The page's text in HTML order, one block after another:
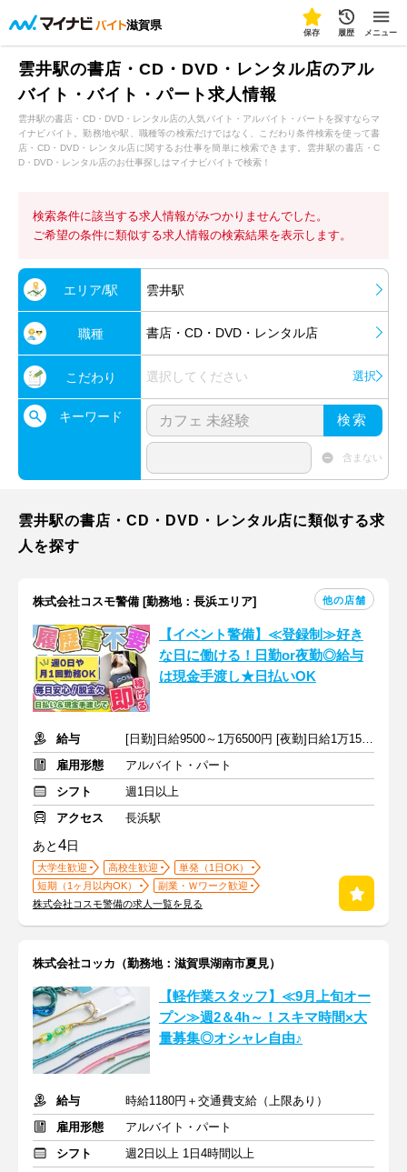
滋賀県
保存 履歴 メニュー
雲井駅の書店・CD・DVD・レンタル店のアル
バイト・バイト・パート求人情報
雲井駅の書店・CD・DVD・レンタル店の人気バイト・アルバイト・パートを探すならマ
イナビバイト。勤務地や駅、職種等の検索だけではなく、こだわり条件検索を使って書
店・CD・DVD・レンタル店に関するお仕事を簡単に検索できます。雲井駅の書店・C
D・DVD・レンタル店のお仕事探しはマイナビバイトで検索！
検索条件に該当する求人情報がみつかりませんでした。
ご希望の条件に類似する求人情報の検索結果を表示します。
エリア/駅 雲井駅
職種 書店・CD・DVD・レンタル店
こだわり 選択してください 選択
キーワード 検索
含まない
雲井駅の書店・CD・DVD・レンタル店に類似する求
人を探す
株式会社コスモ警備 [勤務地：長浜エリア] 他の店舗
【イベント警備】≪登録制≫好き
な日に働ける！日勤or夜勤◎給与
は現金手渡し★日払いOK
給与
[日勤]日給9500～1万6500円 [夜勤]日給1万1500～1万9500円
雇用形態
アルバイト・パート
シフト
週1日以上
アクセス
長浜駅
あと4日
大学生歓迎 高校生歓迎
単発（1日OK）
短期（1ヶ月以内OK）
副業・Ｗワーク歓迎
株式会社コスモ警備の求人一覧を見る
株式会社コッカ（勤務地：滋賀県湖南市夏見）
【軽作業スタッフ】≪9月上旬オー
プン≫週2＆4h～！スキマ時間×大
量募集◎オシャレ自由♪
給与
時給1180円＋交通費支給（上限あり）
雇用形態
アルバイト・パート
シフト
週2日以上 1日4時間以上